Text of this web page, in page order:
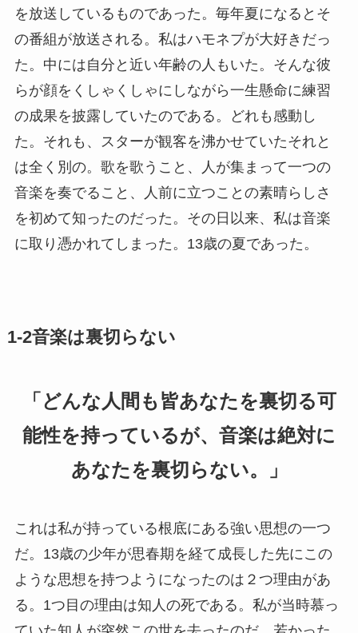
を放送しているものであった。毎年夏になるとそ
の番組が放送される。私はハモネプが大好きだっ
た。中には自分と近い年齢の人もいた。そんな彼
らが顔をくしゃくしゃにしながら一生懸命に練習
の成果を披露していたのである。どれも感動し
た。それも、スターが観客を沸かせていたそれと
は全く別の。歌を歌うこと、人が集まって一つの
音楽を奏でること、人前に立つことの素晴らしさ
を初めて知ったのだった。その日以来、私は音楽
に取り憑かれてしまった。13歳の夏であった。
1-2音楽は裏切らない
「どんな人間も皆あなたを裏切る可
能性を持っているが、音楽は絶対に
あなたを裏切らない。」
これは私が持っている根底にある強い思想の一つ
だ。13歳の少年が思春期を経て成長した先にこの
ような思想を持つようになったのは２つ理由があ
る。1つ目の理由は知人の死である。私が当時慕っ